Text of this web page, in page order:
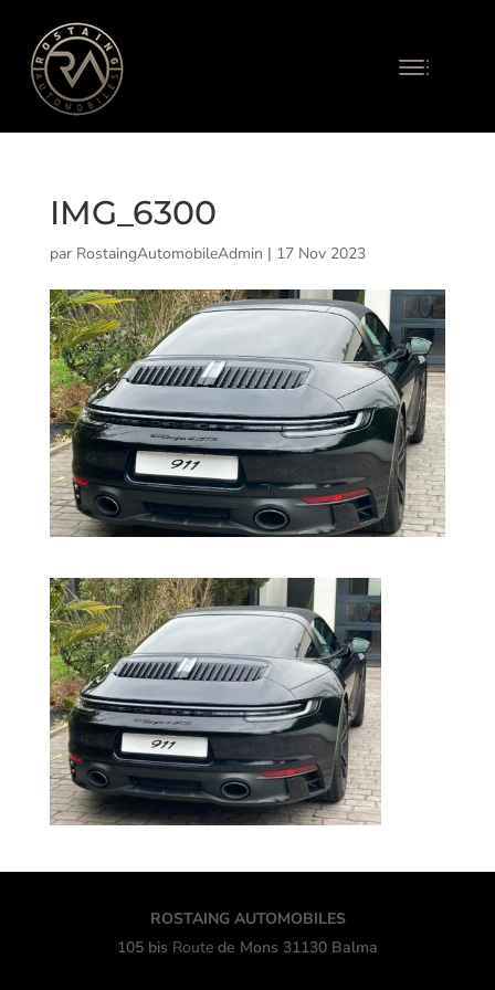
IMG_6300
par RostaingAutomobileAdmin | 17 Nov 2023
ROSTAING AUTOMOBILES
105 bis Route de Mons 31130 Balma